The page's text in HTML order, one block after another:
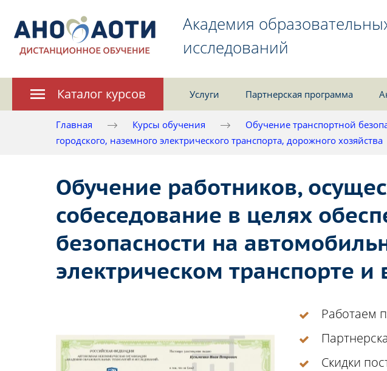
Академия
исследований
Каталог курсов Услуги Партнерская программа
Главная Курсы обучения Обучение транспортной
городского, наземного электрического транспорта, дорожного хозяйства
Обучение работников,
собеседование в целях
безопасности на
электрическом транспорте
Работаем
Скидки